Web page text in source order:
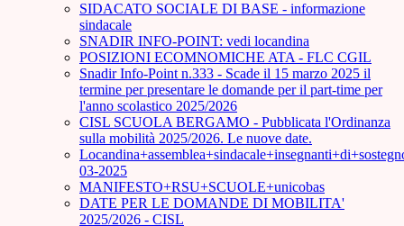
SIDACATO SOCIALE DI BASE - informazione
sindacale
SNADIR INFO-POINT: vedi locandina
POSIZIONI ECOMNOMICHE ATA - FLC CGIL
Snadir Info-Point n.333 - Scade il 15 marzo 2025 il
termine per presentare le domande per il part-time per
l'anno scolastico 2025/2026
CISL SCUOLA BERGAMO - Pubblicata l'Ordinanza
sulla mobilità 2025/2026. Le nuove date.
03-2025
MANIFESTO+RSU+SCUOLE+unicobas
DATE PER LE DOMANDE DI MOBILITA'
2025/2026 - CISL